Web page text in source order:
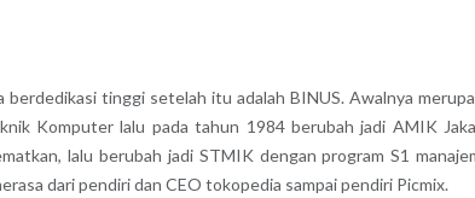
berdedikasi tinggi setelah itu adalah BINUS. Awalnya
Komputer lalu pada tahun 1984 berubah jadi AMIK
lalu berubah jadi STMIK dengan program S1
dari pendiri dan CEO tokopedia sampai pendiri Picmix.